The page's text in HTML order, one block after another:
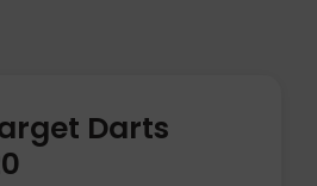
Darts